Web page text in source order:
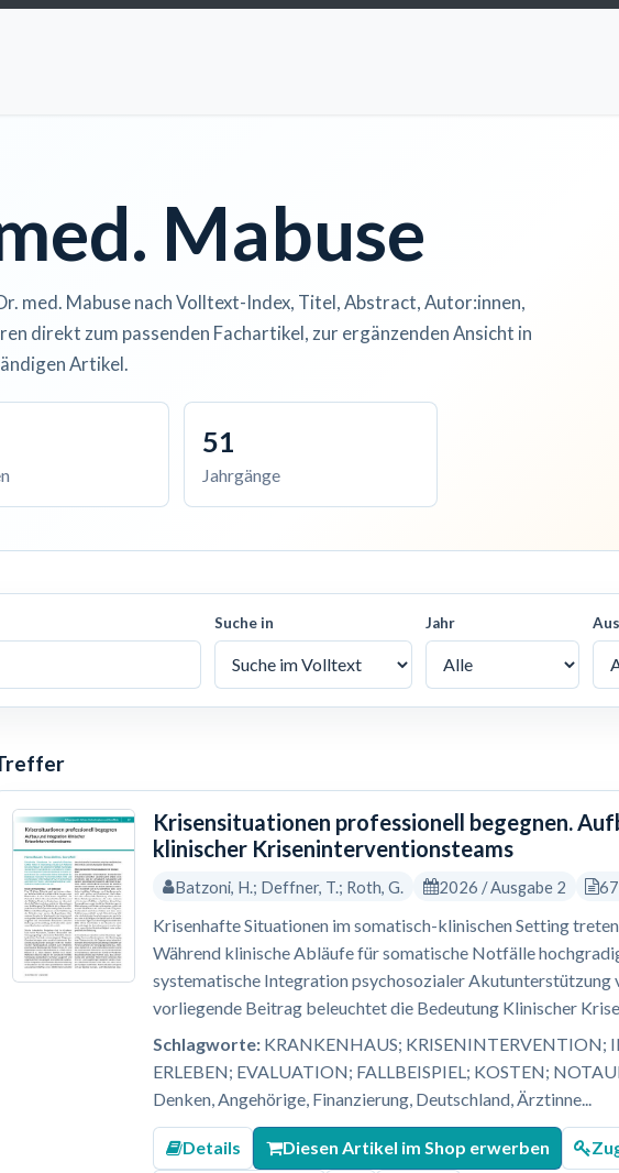
Mabuse
med. Mabuse nach Volltext-Index, Titel, Abstract, Autor:innen,
direkt zum passenden Fachartikel, zur ergänzenden Ansicht in
Artikel.
51
Jahrgänge
Suche in Jahr
Krisensituationen professionell begegnen.
klinischer Kriseninterventionsteams
Batzoni, H.; Deffner, T.; Roth, G. 2026 / Ausgabe 2
Krisenhafte Situationen im somatisch-klinischen Setting
Während klinische Abläufe für somatische Notfälle
systematische Integration psychosozialer Akutunterstützung
vorliegende Beitrag beleuchtet die Bedeutung Klinischer
Schlagworte: KRANKENHAUS; KRISENINTERVENTION;
ERLEBEN; EVALUATION; FALLBEISPIEL; KOSTEN;
Denken, Angehörige, Finanzierung, Deutschland, Ärztinne...
Details Diesen Artikel im Shop erwerben